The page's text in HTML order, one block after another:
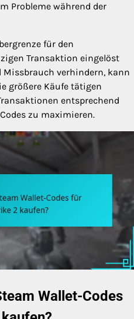
Probleme während der
für den
Transaktion eingelöst
Missbrauch verhindern, kann
größere Käufe tätigen
entsprechend
zu maximieren.
Wallet-Codes